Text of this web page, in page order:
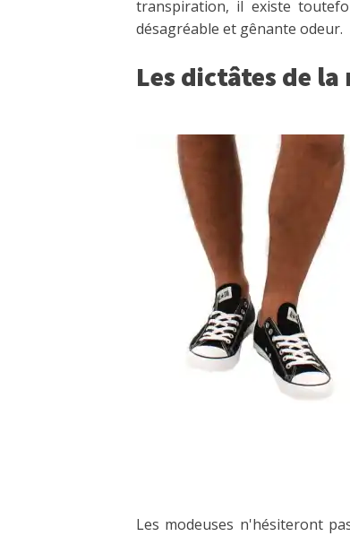
transpiration, il existe
désagréable et gênante odeur.
Les dictâtes de
Les modeuses n'hésiteront